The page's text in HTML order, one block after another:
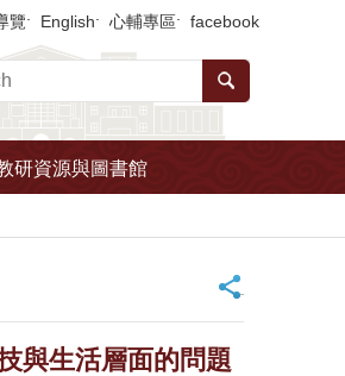
覽 English 心輔專區 facebook
研資源與圖書館
_
與生活層面的問題